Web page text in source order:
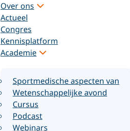
Over ons
Actueel
Congres
Kennisplatform
Academie
Sportmedische aspecten van
Wetenschappelijke avond
Cursus
Podcast
Webinars